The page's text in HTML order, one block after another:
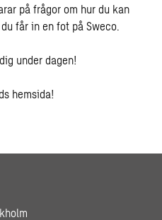
på frågor om hur du kan
får in en fot på Sweco.
under dagen!
hemsida!